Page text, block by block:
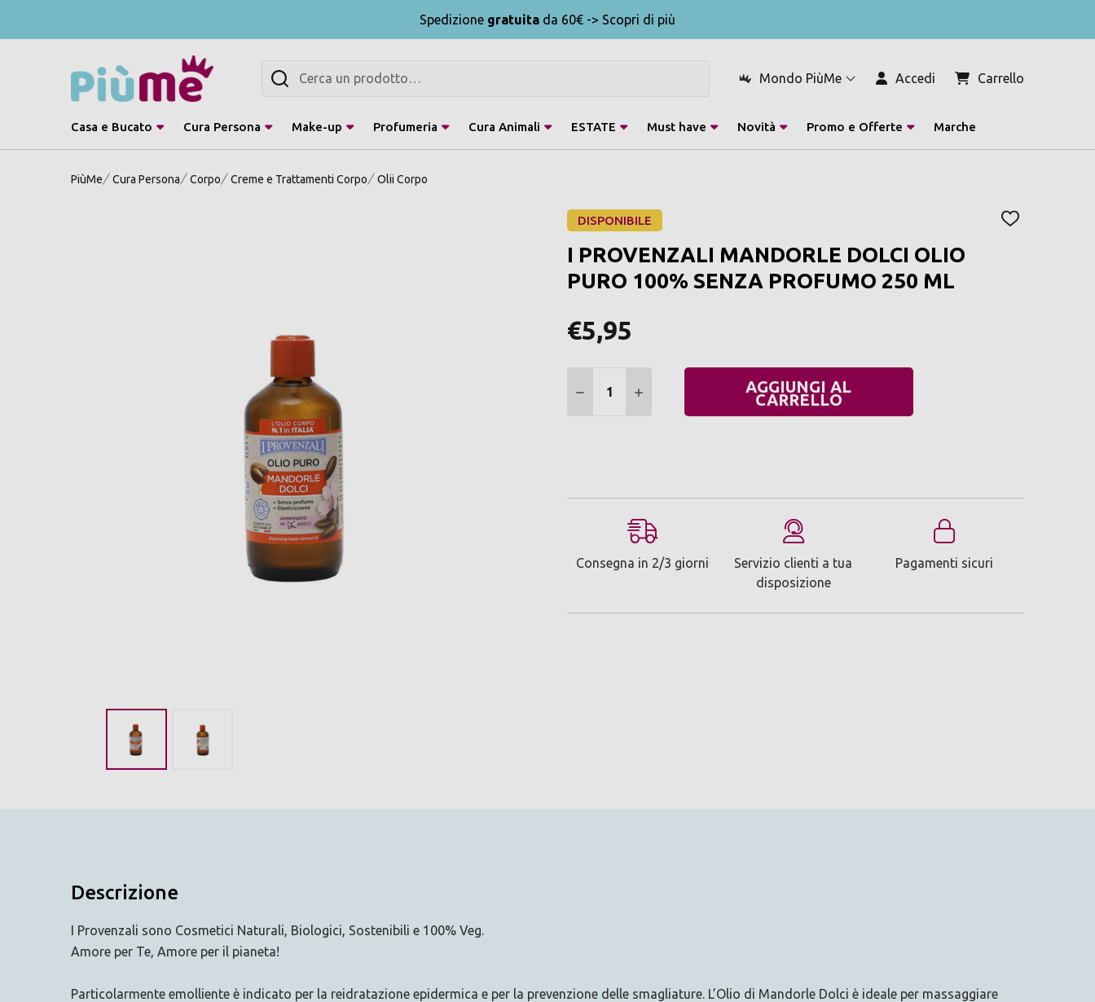
Spedizione gratuita da 60€ -> Scopri di più
Mondo PiùMe Accedi Carrello
Cerca
Casa e Bucato Cura Persona Make-up Profumeria Cura Animali ESTATE Must have Novità Promo e Offerte Marche
PiùMe Cura Persona Corpo Creme e Trattamenti Corpo Olii Corpo
DISPONIBILE
AGGIUNGI
I PROVENZALI MANDORLE DOLCI OLIO
PURO 100% SENZA PROFUMO 250 ML
€5,95
DIMINUIRE QUANTITÀ:
AUMENTARE QUANTITÀ:AGGIUNGI AL
CARRELLO
Consegna in 2/3 giorni
Servizio clienti a tua
disposizione
Pagamenti sicuri
Descrizione
I Provenzali sono Cosmetici Naturali, Biologici, Sostenibili e 100% Veg.
Amore per Te, Amore per il pianeta!
Particolarmente emolliente è indicato per la reidratazione epidermica e per la prevenzione delle smagliature. L’Olio di Mandorle Dolci è ideale per massaggiare